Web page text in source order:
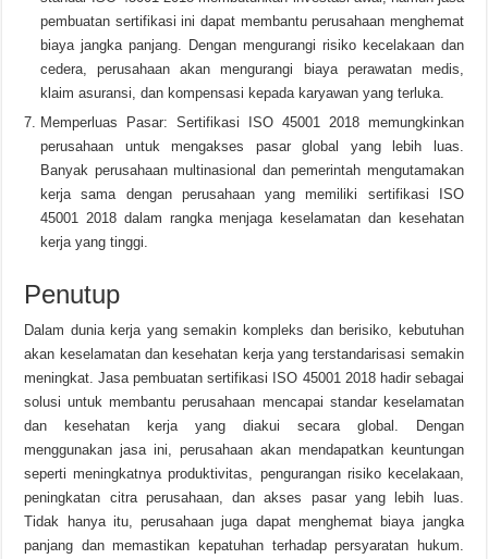
pembuatan sertifikasi ini dapat membantu perusahaan menghemat
biaya jangka panjang. Dengan mengurangi risiko kecelakaan dan
cedera, perusahaan akan mengurangi biaya perawatan medis,
klaim asuransi, dan kompensasi kepada karyawan yang terluka.
Memperluas Pasar: Sertifikasi ISO 45001 2018 memungkinkan
perusahaan untuk mengakses pasar global yang lebih luas.
Banyak perusahaan multinasional dan pemerintah mengutamakan
kerja sama dengan perusahaan yang memiliki sertifikasi ISO
45001 2018 dalam rangka menjaga keselamatan dan kesehatan
kerja yang tinggi.
Penutup
Dalam dunia kerja yang semakin kompleks dan berisiko, kebutuhan
akan keselamatan dan kesehatan kerja yang terstandarisasi semakin
meningkat. Jasa pembuatan sertifikasi ISO 45001 2018 hadir sebagai
solusi untuk membantu perusahaan mencapai standar keselamatan
dan kesehatan kerja yang diakui secara global. Dengan
menggunakan jasa ini, perusahaan akan mendapatkan keuntungan
seperti meningkatnya produktivitas, pengurangan risiko kecelakaan,
peningkatan citra perusahaan, dan akses pasar yang lebih luas.
Tidak hanya itu, perusahaan juga dapat menghemat biaya jangka
panjang dan memastikan kepatuhan terhadap persyaratan hukum.